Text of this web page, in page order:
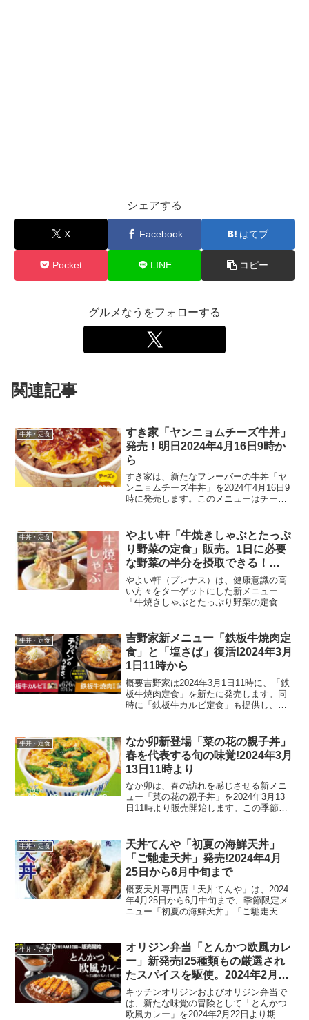
シェアする
X Facebook はてブ
Pocket LINE コピー
グルメなうをフォローする
関連記事
牛丼・定食
すき家「ヤンニョムチーズ牛丼」
発売！明日2024年4月16日9時か
ら
すき家は、新たなフレーバーの牛丼「ヤ
ンニョムチーズ牛丼」を2024年4月16日9
時に発売します。このメニューはチーズ
とで知られています。価格設定ミニ: 570
円並盛: ...
牛丼・定食
やよい軒「牛焼きしゃぶとたっぷ
り野菜の定食」販売。1日に必要
な野菜の半分を摂取できる！
2024年4月2日より
やよい軒（プレナス）は、健康意識の高
い方々をターゲットにした新メニュー
「牛焼きしゃぶとたっぷり野菜の定食」
摂取できるだけでなく、牛肉の焼きしゃ
ぶを楽しめるという...
牛丼・定食
吉野家新メニュー「鉄板牛焼肉定
食」と「塩さば」復活!2024年3月
1日11時から
概要吉野家は2024年3月1日11時に、「鉄
板牛焼肉定食」を新たに発売します。同
時に「鉄板牛カルビ定食」も提供し、両
円で、肉の芳香と特製焼肉たれが五感を
刺激する一品...
牛丼・定食
なか卯新登場「菜の花の親子丼」
春を代表する旬の味覚!2024年3月
13日11時より
なか卯は、春の訪れを感じさせる新メニ
ュー「菜の花の親子丼」を2024年3月13
日11時より販売開始します。この季節限
慢のふわとろの親子丼に菜の花のからし
和えを合わせた春...
牛丼・定食
天丼てんや「初夏の海鮮天丼」
「ご馳走天丼」発売!2024年4月
25日から6月中旬まで
概要天丼専門店「天丼てんや」は、2024
年4月25日から6月中旬まで、季節限定メ
ニュー「初夏の海鮮天丼」「ご馳走天
の素材をふんだんに使用し、新鮮な食材
の美味しさを堪能で...
牛丼・定食
オリジン弁当「とんかつ欧風カレ
ー」新発売!25種類もの厳選され
たスパイスを駆使。2024年2月22
日より
キッチンオリジンおよびオリジン弁当で
は、新たな味覚の冒険として「とんかつ
欧風カレー」を2024年2月22日より期間